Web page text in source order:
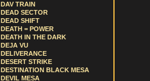
DAV TRAIN
DEAD SECTOR
DEAD SHIFT
DEATH = POWER
DEATH IN THE DARK
DEJA VU
DELIVERANCE
DESERT STRIKE
DESTINATION BLACK MESA
DEVIL MESA